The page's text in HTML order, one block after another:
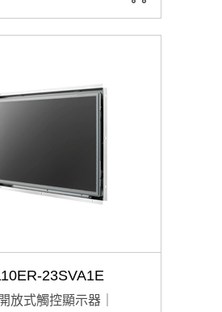
23SVA1E
放式觸控顯示器｜